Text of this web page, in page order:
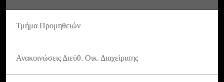
Τμήμα Προμηθειών
Ανακοινώσεις Διεύθ. Οικ. Διαχείρισης